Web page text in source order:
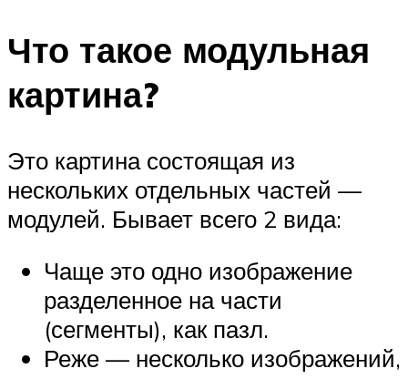
Что такое модульная
картина?
Это картина состоящая из
нескольких отдельных частей —
модулей. Бывает всего 2 вида:
Чаще это одно изображение
разделенное на части
(сегменты), как пазл.
Реже — несколько изображений,